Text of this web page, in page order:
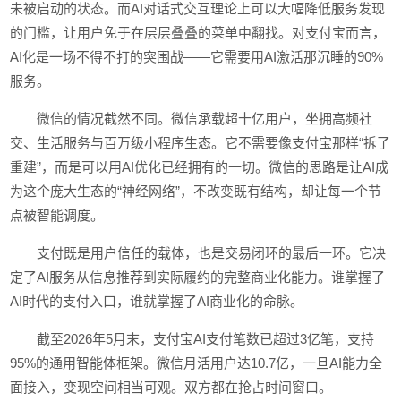
未被启动的状态。而AI对话式交互理论上可以大幅降低服务发现
的门槛，让用户免于在层层叠叠的菜单中翻找。对支付宝而言，
AI化是一场不得不打的突围战——它需要用AI激活那沉睡的90%
服务。
微信的情况截然不同。微信承载超十亿用户，坐拥高频社
交、生活服务与百万级小程序生态。它不需要像支付宝那样“拆了
重建”，而是可以用AI优化已经拥有的一切。微信的思路是让AI成
为这个庞大生态的“神经网络”，不改变既有结构，却让每一个节
点被智能调度。
支付既是用户信任的载体，也是交易闭环的最后一环。它决
定了AI服务从信息推荐到实际履约的完整商业化能力。谁掌握了
AI时代的支付入口，谁就掌握了AI商业化的命脉。
截至2026年5月末，支付宝AI支付笔数已超过3亿笔，支持
95%的通用智能体框架。微信月活用户达10.7亿，一旦AI能力全
面接入，变现空间相当可观。双方都在抢占时间窗口。